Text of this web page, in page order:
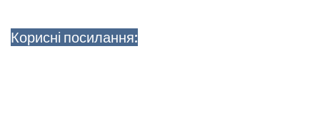
Корисні посилання: